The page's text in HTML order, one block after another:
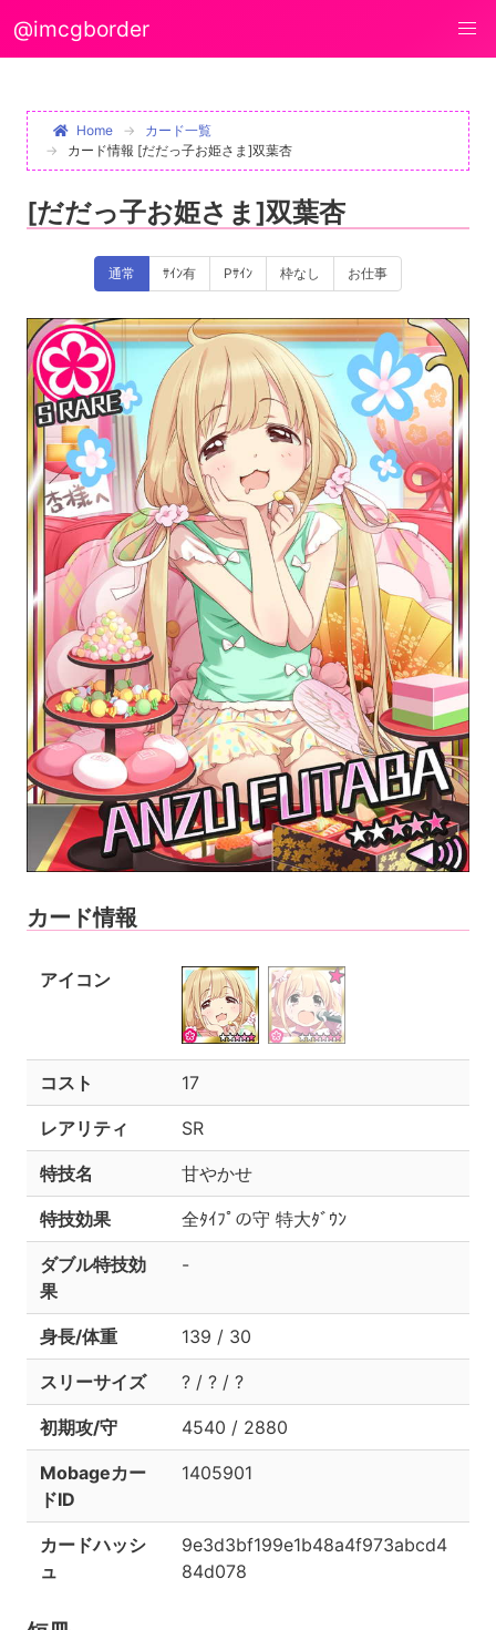
@imcgborder
Home
カード一覧
カード情報 [だだっ子お姫さま]双葉杏
[だだっ子お姫さま]双葉杏
通常 ｻｲﾝ有 Pｻｲﾝ 枠なし お仕事
カード情報
アイコン
コスト 17
レアリティ SR
特技名 甘やかせ
特技効果 全ﾀｲﾌﾟの守 特大ﾀﾞｳﾝ
ダブル特技効
果
-
身長/体重 139 / 30
スリーサイズ ? / ? / ?
初期攻/守 4540 / 2880
Mobageカー
ドID
1405901
カードハッシ
ュ
9e3d3bf199e1b48a4f973abcd4
84d078